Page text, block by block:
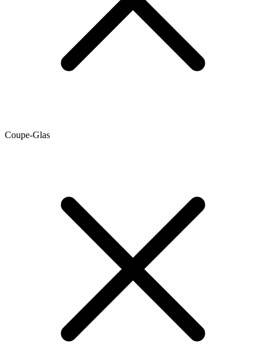
Coupe-Glas